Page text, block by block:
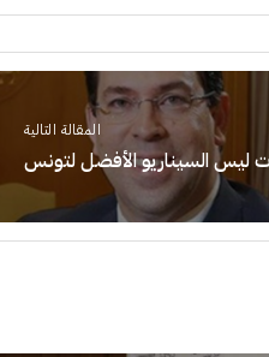
المقالة التالية
ليس السيناريو الأفضل لتونس